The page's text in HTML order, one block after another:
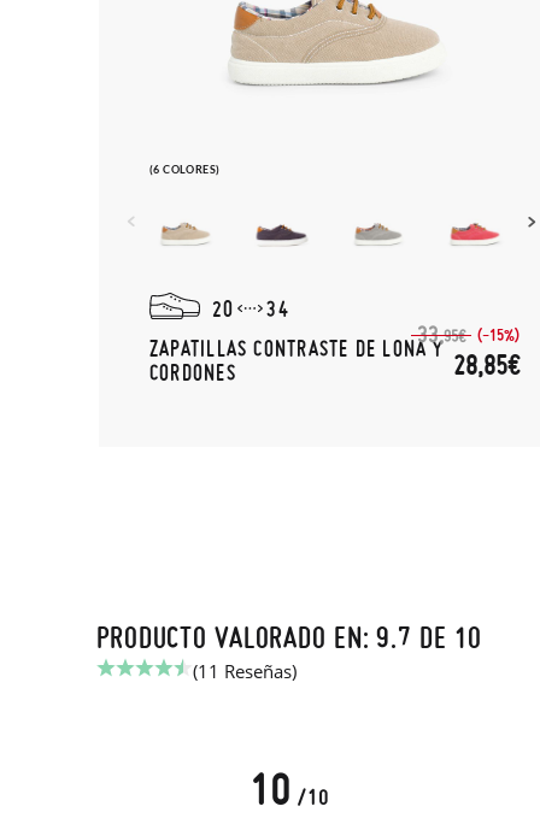
(6 COLORES)
20
34
ZAPATILLAS CONTRASTE DE LONA Y
CORDONES
33,95€ (-15%)
28,85€
PRODUCTO VALORADO EN: 9.7 DE 10
(11 Reseñas)
10 /10